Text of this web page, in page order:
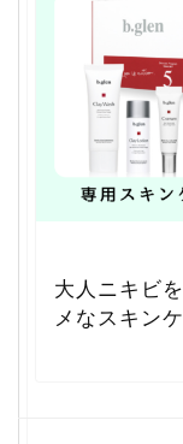
大人ニキビ
メなスキン